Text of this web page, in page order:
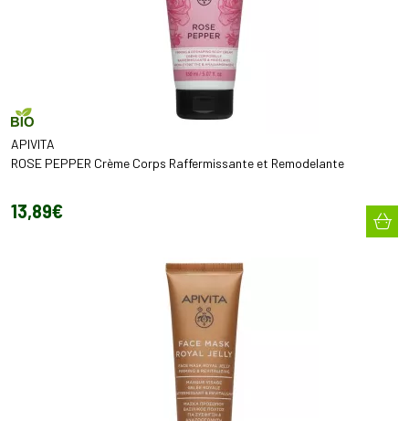
APIVITA
ROSE PEPPER Crème Corps Raffermissante et Remodelante
13,89€